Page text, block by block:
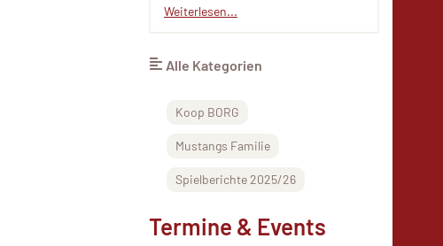
Weiterlesen...
Alle Kategorien
Koop BORG
Mustangs Familie
Spielberichte 2025/26
Termine & Events